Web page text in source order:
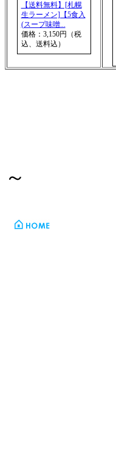
【送料無料】[札幌
生ラーメン]【5食入
(スープ味噌...
価格：3,150円（税
込、送料込）
～